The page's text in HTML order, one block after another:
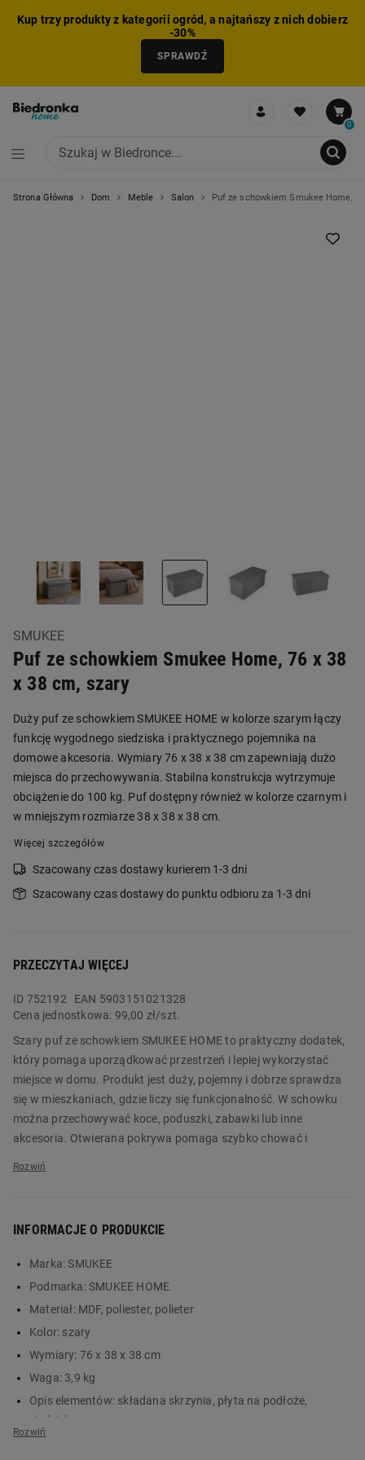
Kup trzy produkty z kategorii ogród, a najtańszy z nich dobierz
-30%
SPRAWDŹ
0
Strona Główna Dom Meble Salon Puf ze schowkiem Smukee Home,
SMUKEE
Puf ze schowkiem Smukee Home, 76 x 38
x 38 cm, szary
Duży puf ze schowkiem SMUKEE HOME w kolorze szarym łączy
funkcję wygodnego siedziska i praktycznego pojemnika na
domowe akcesoria. Wymiary 76 x 38 x 38 cm zapewniają dużo
miejsca do przechowywania. Stabilna konstrukcja wytrzymuje
obciążenie do 100 kg. Puf dostępny również w kolorze czarnym i
w mniejszym rozmiarze 38 x 38 x 38 cm.
Więcej szczegółów
Szacowany czas dostawy kurierem 1-3 dni
Szacowany czas dostawy do punktu odbioru za 1-3 dni
PRZECZYTAJ WIĘCEJ
ID 752192
EAN 5903151021328
Cena jednostkowa: 99,00 zł/szt.
Szary puf ze schowkiem SMUKEE HOME to praktyczny dodatek,
który pomaga uporządkować przestrzeń i lepiej wykorzystać
miejsce w domu. Produkt jest duży, pojemny i dobrze sprawdza
się w mieszkaniach, gdzie liczy się funkcjonalność. W schowku
można przechowywać koce, poduszki, zabawki lub inne
akcesoria. Otwierana pokrywa pomaga szybko chować i
poliestrowego z polieterowym wypełnieniem. Szary kolor dobrze
dodatków. Dobrze wygląda w minimalistycznych
pomieszczeniach w stylu scandi. Miękkie wykończenie zwiększa
komfort codziennego użytkowania, a stabilna konstrukcja
pozwala wygodnie usiąść. Wymiary 76 x 38 x 38 cm zapewniają
pomieszczeniami. Zamów produkt już dziś w Biedronka Home!
Główne cechy:
INFORMACJE O PRODUKCIE
Marka:SMUKEE
Podmarka:SMUKEE HOME
Materiał: MDF, poliester, polieter
Kolor: szary
Wymiary: 76 x 38 x 38 cm
Waga: 3,9 kg
Opis elementów: składana skrzynia, płyta na podłoże,
siedzisko